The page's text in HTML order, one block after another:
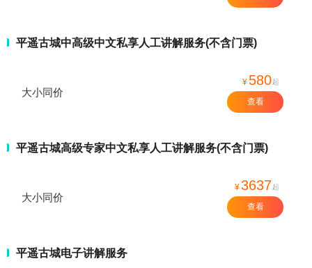
平遥古城中高级中文私享人工讲解服务(不含门票)
大小同价
¥ 580起
查看
平遥古城高级专家中文私享人工讲解服务(不含门票)
大小同价
¥3637起
查看
平遥古城电子讲解服务